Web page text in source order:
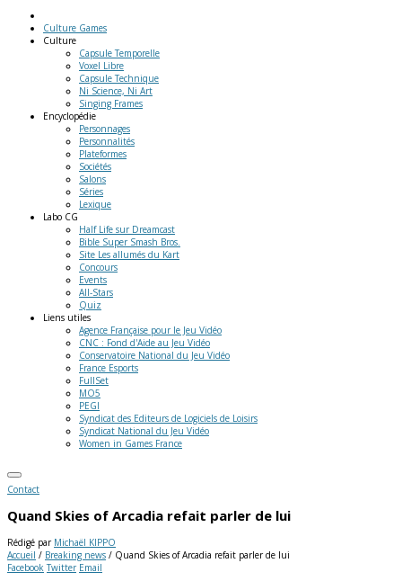
Culture Games
Culture
Capsule Temporelle
Voxel Libre
Capsule Technique
Ni Science, Ni Art
Singing Frames
Encyclopédie
Personnages
Personnalités
Plateformes
Sociétés
Salons
Séries
Lexique
Labo CG
Half Life sur Dreamcast
Bible Super Smash Bros.
Site Les allumés du Kart
Concours
Events
All-Stars
Quiz
Liens utiles
Agence Française pour le Jeu Vidéo
CNC : Fond d'Aide au Jeu Vidéo
Conservatoire National du Jeu Vidéo
France Esports
FullSet
MO5
PEGI
Syndicat des Editeurs de Logiciels de Loisirs
Syndicat National du Jeu Vidéo
Women in Games France
Contact
Quand Skies of Arcadia refait parler de lui
Rédigé par Michaël KIPPO
Accueil / Breaking news / Quand Skies of Arcadia refait parler de lui
Facebook Twitter Email